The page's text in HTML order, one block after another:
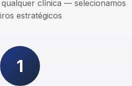
clínica — selecionamos
estratégicos
1